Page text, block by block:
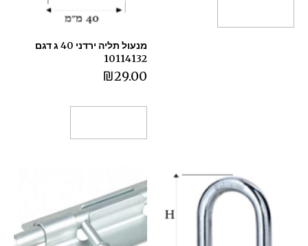
מנעול תליה ירדני 40 ג דגם
10114132
₪29.00